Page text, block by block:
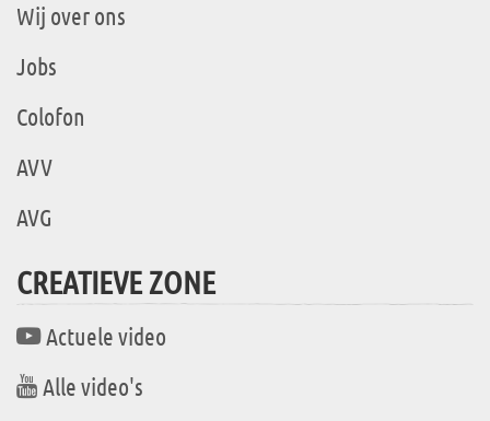
Wij over ons
Jobs
Colofon
AVV
AVG
CREATIEVE ZONE
Actuele video
Alle video's